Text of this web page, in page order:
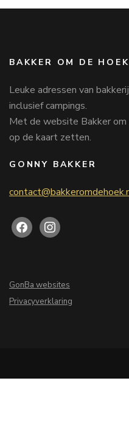
BAKKER OM DE
Leuke adressen van
inclusief campings.
Met de website Bakker
op de kaart zetten.
GONNY BAKKER
GonBa websites
Privacyverklaring